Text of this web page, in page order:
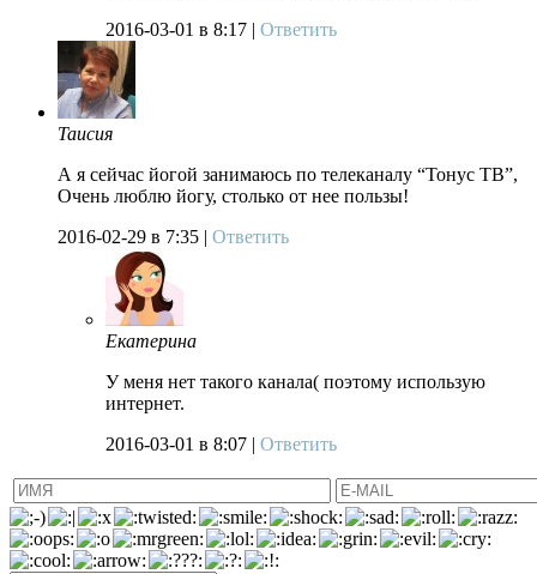
2016-03-01 в 8:17 | Ответить
Таисия
А я сейчас йогой занимаюсь по телеканалу “Тонус ТВ”,
Очень люблю йогу, столько от нее пользы!
2016-02-29 в 7:35 | Ответить
Екатерина
У меня нет такого канала( поэтому использую
интернет.
2016-03-01 в 8:07 | Ответить